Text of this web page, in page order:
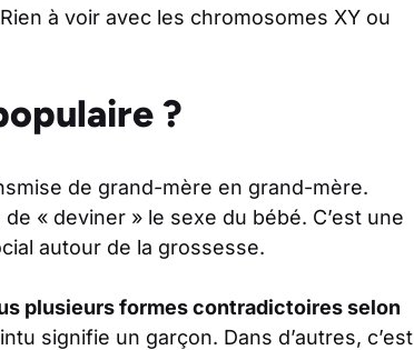
à voir avec les chromosomes XY ou
?
de grand-mère en grand-mère.
« deviner » le sexe du bébé. C’est une
autour de la grossesse.
plusieurs formes contradictoires selon
signifie un garçon. Dans d’autres, c’est